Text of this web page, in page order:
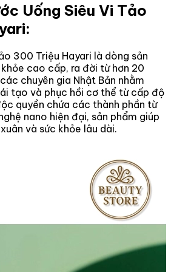
Uống Siêu Vi Tảo
300 Triệu Hayari là dòng sản
cao cấp, ra đời từ hơn 20
chuyên gia Nhật Bản nhằm
tạo và phục hồi cơ thể từ cấp độ
quyền chứa các thành phần từ
nano hiện đại, sản phẩm giúp
và sức khỏe lâu dài.